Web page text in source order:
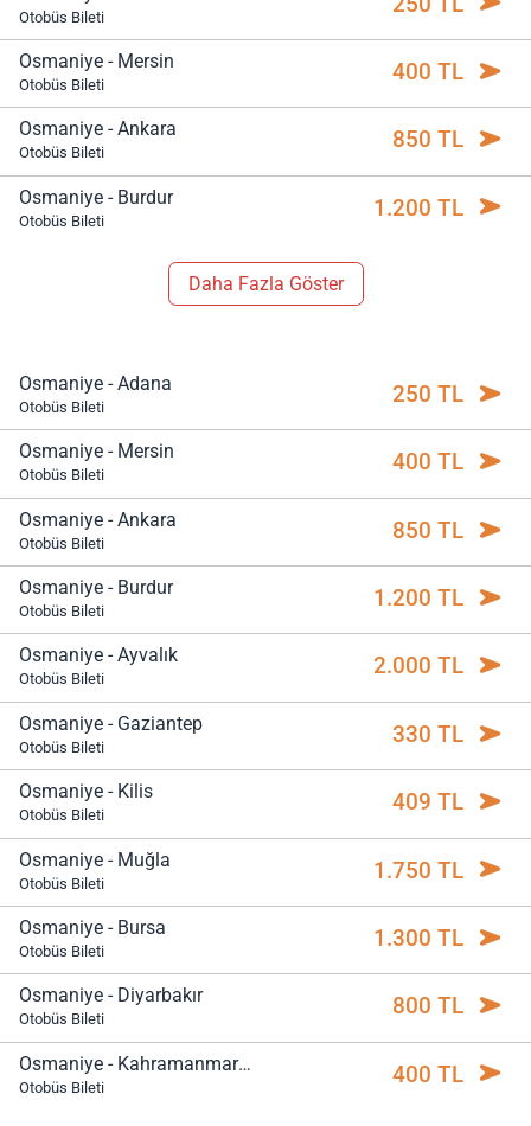
Otobüs Bileti
Osmaniye - Mersin
Otobüs Bileti 400 TL
Osmaniye - Ankara
Otobüs Bileti 850 TL
Osmaniye - Burdur
Otobüs Bileti 1.200 TL
Daha Fazla Göster
Osmaniye - Adana
Otobüs Bileti 250 TL
Osmaniye - Mersin
Otobüs Bileti 400 TL
Osmaniye - Ankara
Otobüs Bileti 850 TL
Osmaniye - Burdur
Otobüs Bileti 1.200 TL
Osmaniye - Ayvalık
Otobüs Bileti 2.000 TL
Osmaniye - Gaziantep
Otobüs Bileti 330 TL
Osmaniye - Kilis
Otobüs Bileti 409 TL
Osmaniye - Muğla
Otobüs Bileti 1.750 TL
Osmaniye - Bursa
Otobüs Bileti 1.300 TL
Osmaniye - Diyarbakır
Otobüs Bileti 800 TL
Osmaniye - Kahramanmaraş
Otobüs Bileti 400 TL